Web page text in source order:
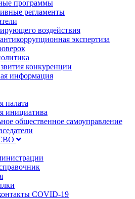
программы
регламенты
воздействия
экспертиза
конкуренции
информация
палата
инициатива
общественное самоуправление
COVID-19